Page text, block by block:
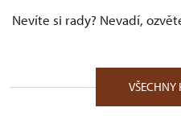
Nevíte si rady? Nevadí,
VŠECHNY